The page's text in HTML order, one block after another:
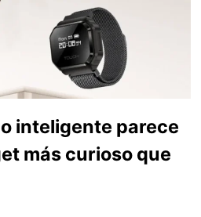
inteligente parece
más curioso que